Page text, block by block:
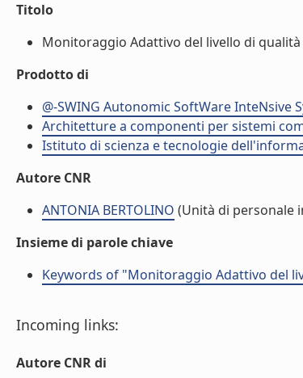
Titolo
Monitoraggio Adattivo del livello di
Prodotto di
@-SWING Autonomic SoftWare InteNsive
Architetture a componenti per sistemi
Istituto di scienza e tecnologie
Autore CNR
ANTONIA BERTOLINO (Unità di personale
Insieme di parole chiave
Keywords of "Monitoraggio Adattivo del
Incoming links:
Autore CNR di